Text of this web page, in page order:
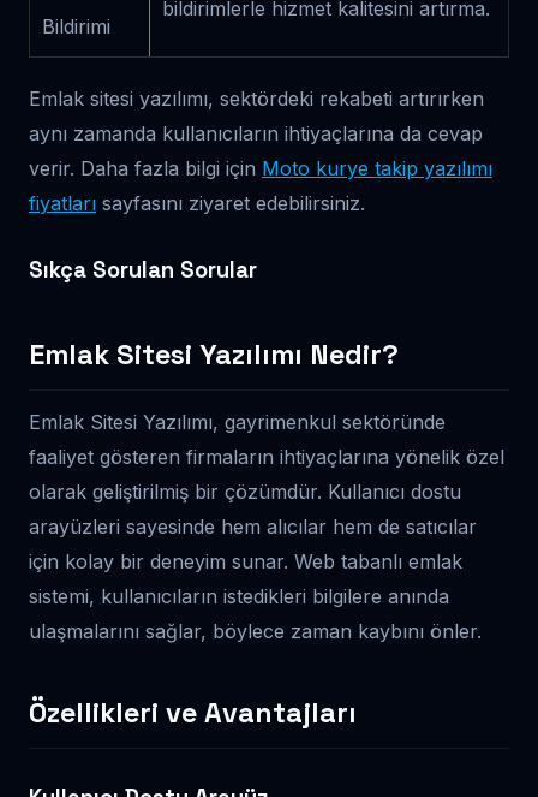
Bildirimi
bildirimlerle hizmet kalitesini artırma.
Emlak sitesi yazılımı, sektördeki rekabeti artırırken
aynı zamanda kullanıcıların ihtiyaçlarına da cevap
verir. Daha fazla bilgi için Moto kurye takip yazılımı
fiyatları sayfasını ziyaret edebilirsiniz.
Sıkça Sorulan Sorular
Emlak Sitesi Yazılımı Nedir?
Emlak Sitesi Yazılımı, gayrimenkul sektöründe
faaliyet gösteren firmaların ihtiyaçlarına yönelik özel
olarak geliştirilmiş bir çözümdür. Kullanıcı dostu
arayüzleri sayesinde hem alıcılar hem de satıcılar
için kolay bir deneyim sunar. Web tabanlı emlak
sistemi, kullanıcıların istedikleri bilgilere anında
ulaşmalarını sağlar, böylece zaman kaybını önler.
Özellikleri ve Avantajları